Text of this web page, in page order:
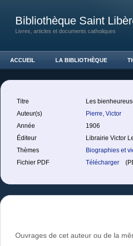
Bibliothèque Saint
Livres, articles et documents catholiques
ACCUEIL LA BIBLIOTHÈQUE
Titre
Les
Auteur(s)
Pierre, Victor
Année
1906
Éditeur
Librairie Victor
Thèmes
Biographies et
Fichier PDF
Télécharger
Ouvrages de cet auteur ou de la